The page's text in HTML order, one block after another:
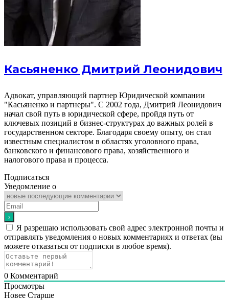
Касьяненко Дмитрий Леонидович
Адвокат, управляющий партнер Юридической компании
"Касьяненко и партнеры". С 2002 года, Дмитрий Леонидович
начал свой путь в юридической сфере, пройдя путь от
ключевых позиций в бизнес-структурах до важных ролей в
государственном секторе. Благодаря своему опыту, он стал
известным специалистом в областях уголовного права,
банковского и финансового права, хозяйственного и
налогового права и процесса.
Подписаться
Уведомление о
Я разрешаю использовать свой адрес электронной почты и
отправлять уведомления о новых комментариях и ответах (вы
можете отказаться от подписки в любое время).
0 Комментарий
Просмотры
Новее Старше